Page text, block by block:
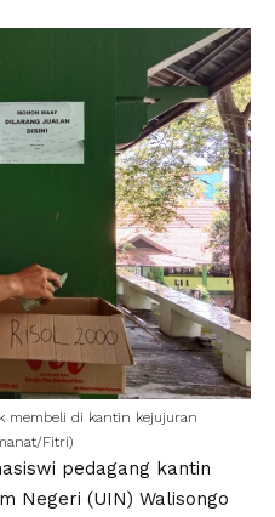
membeli di kantin kejujuran
Fitri)
pedagang kantin
Negeri (UIN) Walisongo